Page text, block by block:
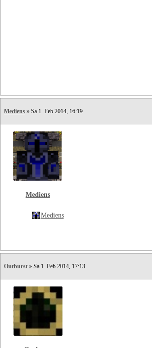
Mediens » Sa 1. Feb 2014, 16:19
Mediens
Mediens
Outburst » Sa 1. Feb 2014, 17:13